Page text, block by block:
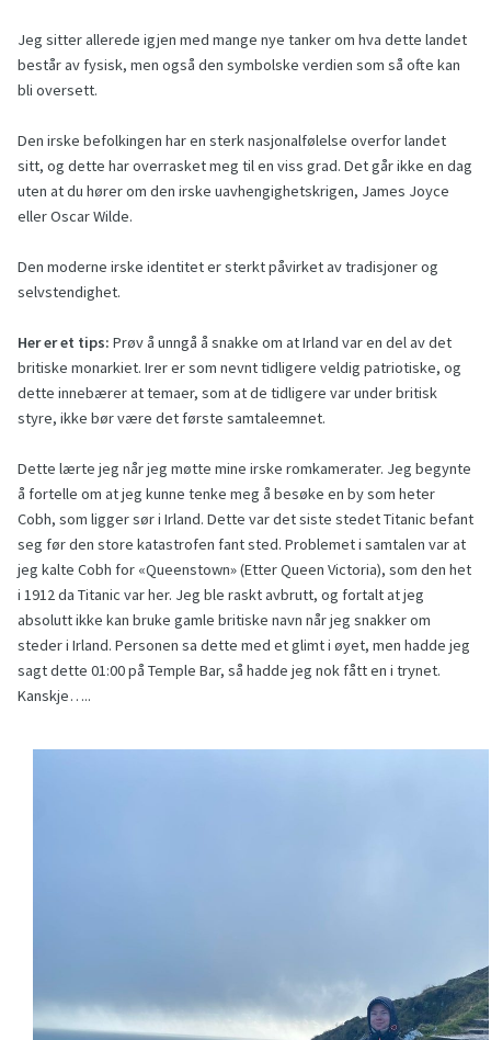
Jeg sitter allerede igjen med mange nye tanker om hva dette landet
består av fysisk, men også den symbolske verdien som så ofte kan
bli oversett.
Den irske befolkingen har en sterk nasjonalfølelse overfor landet
sitt, og dette har overrasket meg til en viss grad. Det går ikke en dag
uten at du hører om den irske uavhengighetskrigen, James Joyce
eller Oscar Wilde.
Den moderne irske identitet er sterkt påvirket av tradisjoner og
selvstendighet.
Her er et tips: Prøv å unngå å snakke om at Irland var en del av det
britiske monarkiet. Irer er som nevnt tidligere veldig patriotiske, og
dette innebærer at temaer, som at de tidligere var under britisk
styre, ikke bør være det første samtaleemnet.
Dette lærte jeg når jeg møtte mine irske romkamerater. Jeg begynte
å fortelle om at jeg kunne tenke meg å besøke en by som heter
Cobh, som ligger sør i Irland. Dette var det siste stedet Titanic befant
seg før den store katastrofen fant sted. Problemet i samtalen var at
jeg kalte Cobh for «Queenstown» (Etter Queen Victoria), som den het
i 1912 da Titanic var her. Jeg ble raskt avbrutt, og fortalt at jeg
absolutt ikke kan bruke gamle britiske navn når jeg snakker om
steder i Irland. Personen sa dette med et glimt i øyet, men hadde jeg
sagt dette 01:00 på Temple Bar, så hadde jeg nok fått en i trynet.
Kanskje…..